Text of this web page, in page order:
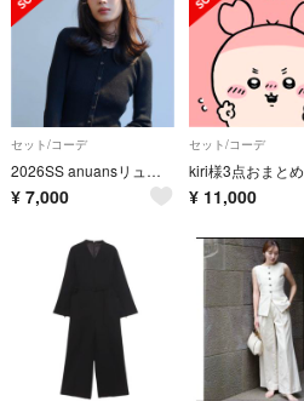
セット/コーデ
2026SS anuansリュクスビコーズニットカーディガン＆パンツ2点セットコーデ
¥ 7,000
セット/コーデ
kiri様3点おまとめ
¥ 11,000